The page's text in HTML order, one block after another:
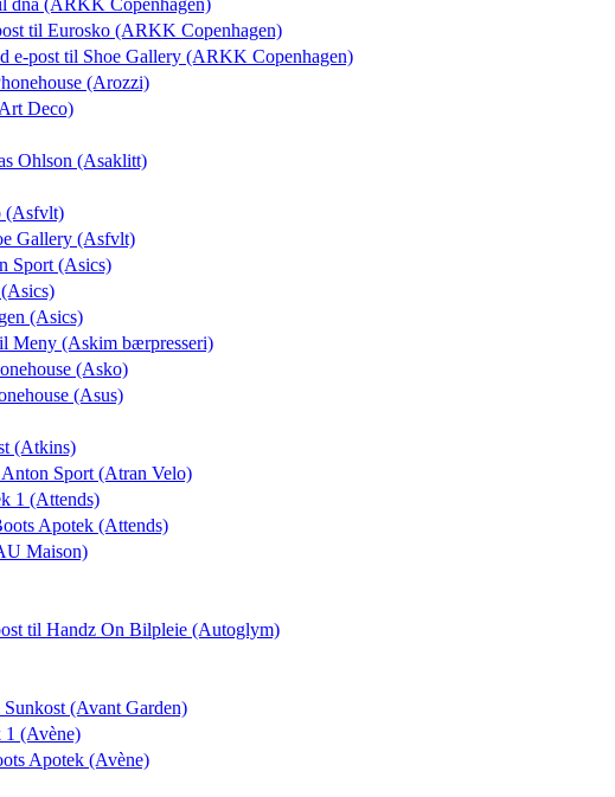
til Eurosko (ARKK Copenhagen)
e-post til Shoe Gallery (ARKK Copenhagen)
(Arozzi)
Deco)
Ohlson (Asaklitt)
(Asfvlt)
Gallery (Asfvlt)
Sport (Asics)
(Asics)
Meny (Askim bærpresseri)
(Asko)
(Asus)
(Atkins)
Sport (Atran Velo)
1 (Attends)
Apotek (Attends)
Maison)
til Handz On Bilpleie (Autoglym)
(Avant Garden)
(Avène)
Apotek (Avène)